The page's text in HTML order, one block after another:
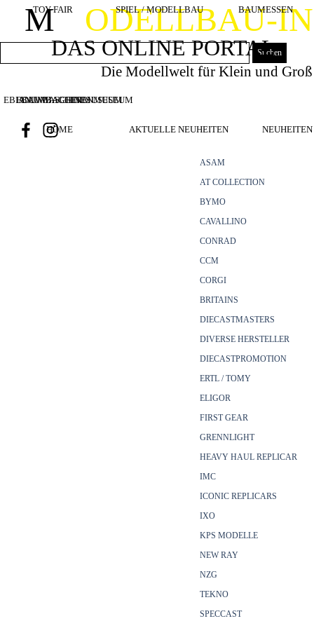
Direkt zum SeiteninhaltODELLBAU-
M
TOY FAIR SPIEL / MODELLBAU BAUMESSEN
DAS ONLINE PORTAL
Suchen
Die Modellwelt für Klein und Groß
BOUWMACHINES
BAUMASCHINENMUSEUM
EBIANUMBAGGERMUSEUM
HOME AKTUELLE NEUHEITEN
ASAM
AT COLLECTION
BYMO
CAVALLINO
CONRAD
CCM
CORGI
BRITAINS
DIECASTMASTERS
DIVERSE HERSTELLER
DIECASTPROMOTION
ERTL / TOMY
ELIGOR
FIRST GEAR
GRENNLIGHT
HEAVY HAUL REPLICAR
IMC
ICONIC REPLICARS
IXO
KPS MODELLE
NEW RAY
NZG
TEKNO
SPECCAST